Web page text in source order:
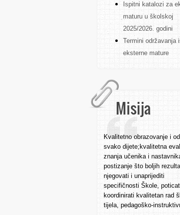
Ispitni katalozi za
maturu u školskoj
2025/2026. godini
Termini održavanja
eksterne mature
Misija
Kvalitetno obrazovanje i
svako dijete;kvalitetna
znanja učenika i
postizanje što boljih
njegovati i unaprijediti
specifičnosti Škole,
koordinirati kvalitetan rad
tijela, pedagoško-